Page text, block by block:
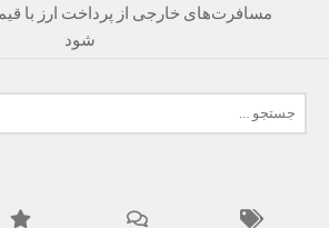
مسافرت‌های خارجی از پرداخت ارز با
شود
برای: